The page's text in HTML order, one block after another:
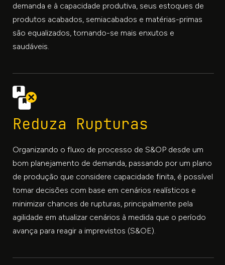
demanda e à capacidade produtiva, seus estoques de
produtos acabados, semiacabados e matérias-primas
são equalizados, tornando-se mais enxutos e
saudáveis.
Reduza Rupturas
Organizando o fluxo de processo de S&OP desde um
bom planejamento de demanda, passando por um plano
de produção que considere capacidade finita, é possível
tomar decisões com base em cenários realísticos e
minimizar chances de rupturas, principalmente pela
agilidade em atualizar cenários à medida que o período
avança para reagir a imprevistos (S&OE).